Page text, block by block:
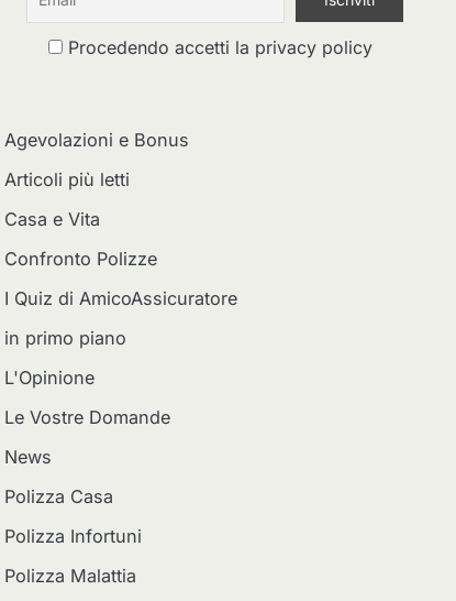
Procedendo accetti la privacy policy
Agevolazioni e Bonus
Articoli più letti
Casa e Vita
Confronto Polizze
I Quiz di AmicoAssicuratore
in primo piano
L'Opinione
Le Vostre Domande
News
Polizza Casa
Polizza Infortuni
Polizza Malattia